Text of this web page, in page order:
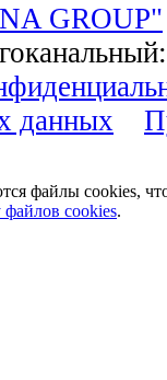
GROUP"
данных
файлы cookies,
файлов cookies.